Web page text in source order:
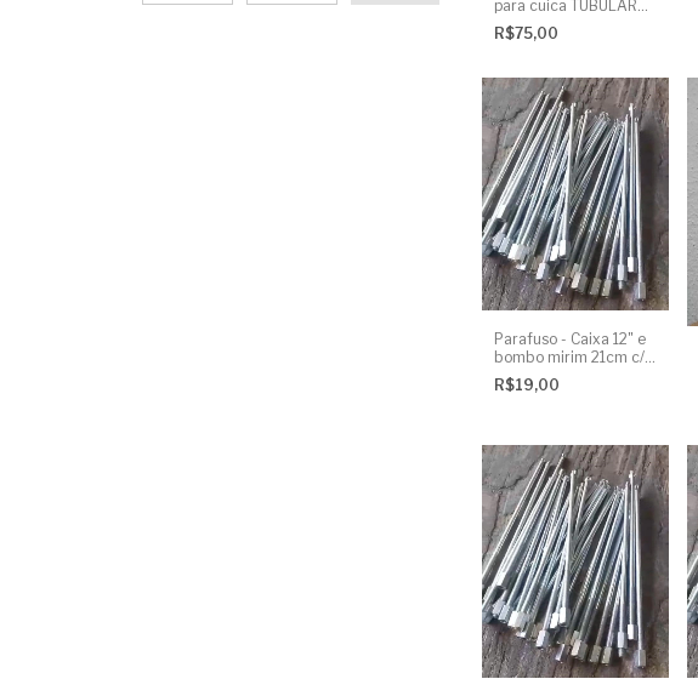
para cuica TUBULAR
SEXTAVADA
R$75,00
Parafuso - Caixa 12" e
bombo mirim 21cm c/
porca - UNIDADE
R$19,00